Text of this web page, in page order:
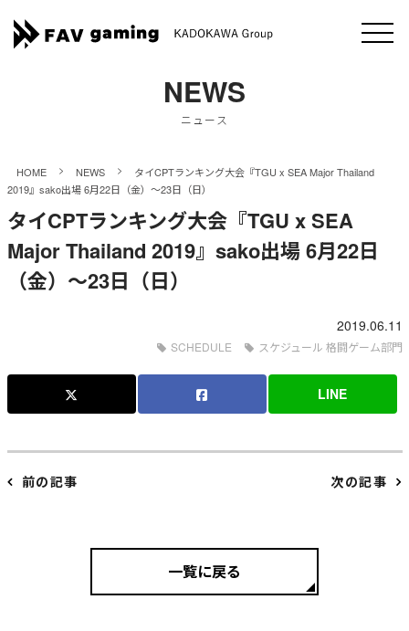
NEWS
ニュース
HOME > NEWS >
タイCPTランキング大会『TGU x SEA Major Thailand
2019』sako出場 6月22日（金）～23日（日）
タイCPTランキング大会『TGU x SEA
Major Thailand 2019』sako出場 6月22日
（金）～23日（日）
2019.06.11
SCHEDULE スケジュール 格闘ゲーム部門
LINE
前の記事 次の記事
一覧に戻る